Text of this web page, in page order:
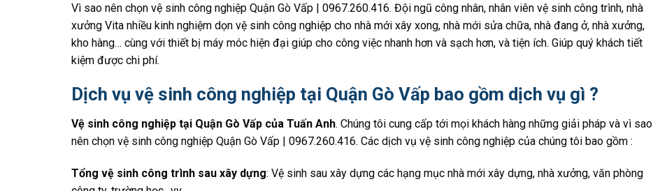
Vì sao nên chọn vệ sinh công nghiệp Quận Gò Vấp | 0967.260.416. Đội ngũ công nhân, nhân viên vệ sinh công trình, nhà
xưởng Vita nhiều kinh nghiệm dọn vệ sinh công nghiệp cho nhà mới xây xong, nhà mới sửa chữa, nhà đang ở, nhà xưởng,
kho hàng… cùng với thiết bị máy móc hiện đại giúp cho công việc nhanh hơn và sạch hơn, và tiện ích. Giúp quý khách tiết
kiệm được chi phí.
Dịch vụ vệ sinh công nghiệp tại Quận Gò Vấp bao gồm dịch vụ gì ?
Vệ sinh công nghiệp tại Quận Gò Vấp của Tuấn Anh. Chúng tôi cung cấp tới mọi khách hàng những giải pháp và vì sao
nên chọn vệ sinh công nghiệp Quận Gò Vấp | 0967.260.416. Các dịch vụ vệ sinh công nghiệp của chúng tôi bao gồm :
Tổng vệ sinh công trình sau xây dựng: Vệ sinh sau xây dựng các hạng mục nhà mới xây dựng, nhà xưởng, văn phòng